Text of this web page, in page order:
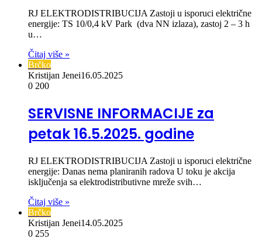
RJ ELEKTRODISTRIBUCIJA Zastoji u isporuci električne
energije: TS 10/0,4 kV Park (dva NN izlaza), zastoj 2 – 3 h
u…
Čitaj više »
Brčko
Kristijan Jenei16.05.2025
0 200
SERVISNE INFORMACIJE za
petak 16.5.2025. godine
RJ ELEKTRODISTRIBUCIJA Zastoji u isporuci električne
energije: Danas nema planiranih radova U toku je akcija
isključenja sa elektrodistributivne mreže svih…
Čitaj više »
Brčko
Kristijan Jenei14.05.2025
0 255